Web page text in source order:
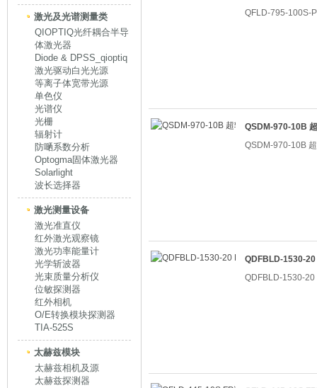
激光及光谱测量类
QIOPTIQ光纤耦合半导
体激光器
Diode & DPSS_qioptiq
激光驱动白光光源
等离子体宽带光源
单色仪
光谱仪
光栅
辐射计
防嗮系数分析
Optogma固体激光器
Solarlight
波长选择器
激光测量设备
激光准直仪
红外激光观察镜
激光功率能量计
光学斩波器
光束质量分析仪
位敏探测器
红外相机
O/E转换模块探测器
TIA-525S
太赫兹模块
太赫兹相机及源
太赫兹探测器
QFLD-795-100S-
QSDM-970-10B
QSDM-970-10B
QDFBLD-1530-
QDFBLD-1530-